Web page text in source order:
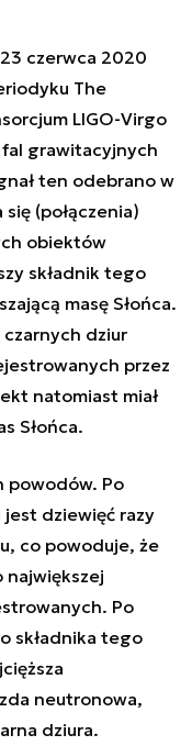
czerwca 2020
The
LIGO-Virgo
fal grawitacyjnych
ten odebrano w
(połączenia)
obiektów
składnik tego
masę Słońca.
dziur
przez
natomiast miał
Słońca.
powodów. Po
dziewięć razy
co powoduje, że
największej
Po
składnika tego
neutronowa,
dziura.